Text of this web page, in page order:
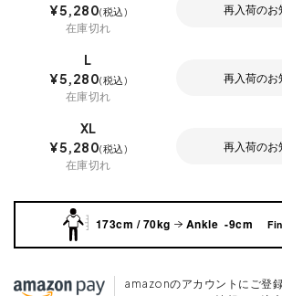
¥5,280 税込
在庫切れ
再入荷のお
L
¥5,280 税込
在庫切れ
再入荷のお
XL
¥5,280 税込
在庫切れ
再入荷のお
173cm / 70kg Ankle -9cm
amazonのアカウントにご登